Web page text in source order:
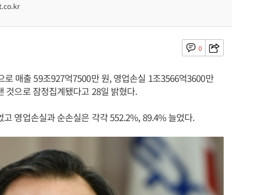
0
로 매출 59조927억7500만 원, 영업손실 1조3566억3600만
것으로 잠정집계됐다고 28일 밝혔다.
영업손실과 순손실은 각각 552.2%, 89.4% 늘었다.